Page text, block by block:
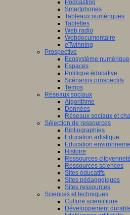
Podcasting
Smartphones
Tableaux numériques
Tablettes
Web radio
Webdocumentaire
eTwinning
Prospective
Ecosystème numérique
Espaces
Politique éducative
Scénarios prospectifs
Temps
Réseaux sociaux
Algorithme
Données
Réseaux sociaux et
Sélection de ressources
Bibliographies
Education artistique
Education
Histoire
Ressources citoyenneté
Ressources sciences
Sites éducatifs
Sites pédagogiques
Sites ressources
Sciences et techniques
Culture scientifique
Développement